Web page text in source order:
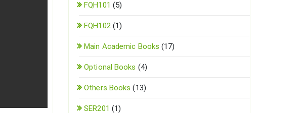
FQH101 (5)
FQH102(1)
Main Academic Books (17)
Optional Books (4)
Others Books (13)
SER201 (1)